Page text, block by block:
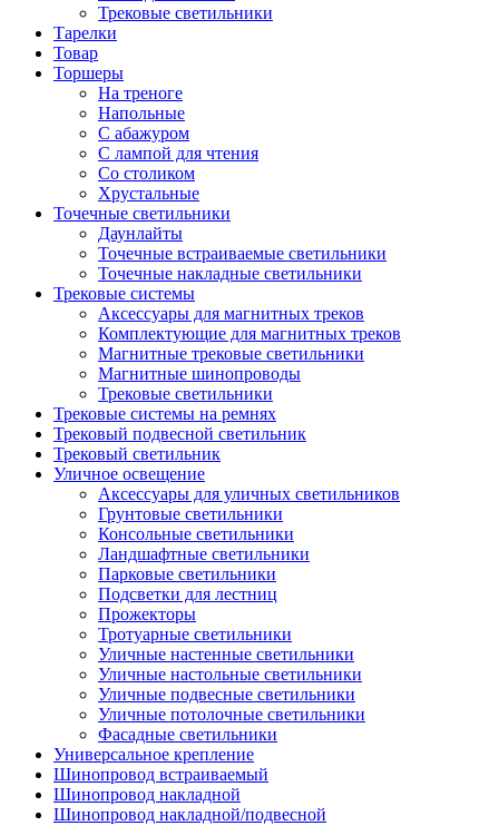
Трековые светильники
Тарелки
Товар
Торшеры
На треноге
Напольные
С абажуром
С лампой для чтения
Со столиком
Хрустальные
Точечные светильники
Даунлайты
Точечные встраиваемые светильники
Точечные накладные светильники
Трековые системы
Аксессуары для магнитных треков
Комплектующие для магнитных треков
Магнитные трековые светильники
Магнитные шинопроводы
Трековые светильники
Трековые системы на ремнях
Трековый подвесной светильник
Трековый светильник
Уличное освещение
Аксессуары для уличных светильников
Грунтовые светильники
Консольные светильники
Ландшафтные светильники
Парковые светильники
Подсветки для лестниц
Прожекторы
Тротуарные светильники
Уличные настенные светильники
Уличные настольные светильники
Уличные подвесные светильники
Уличные потолочные светильники
Фасадные светильники
Универсальное крепление
Шинопровод встраиваемый
Шинопровод накладной
Шинопровод накладной/подвесной